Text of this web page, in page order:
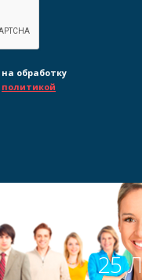
на обработку
политикой
25